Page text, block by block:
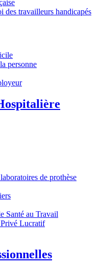
travailleurs handicapés
personne
de prothèse
Santé au Travail
Privé Lucratif